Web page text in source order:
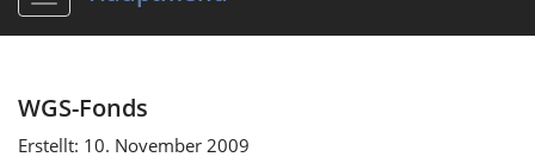
ein-/ausblenden
WGS-Fonds
Erstellt: 10. November 2009